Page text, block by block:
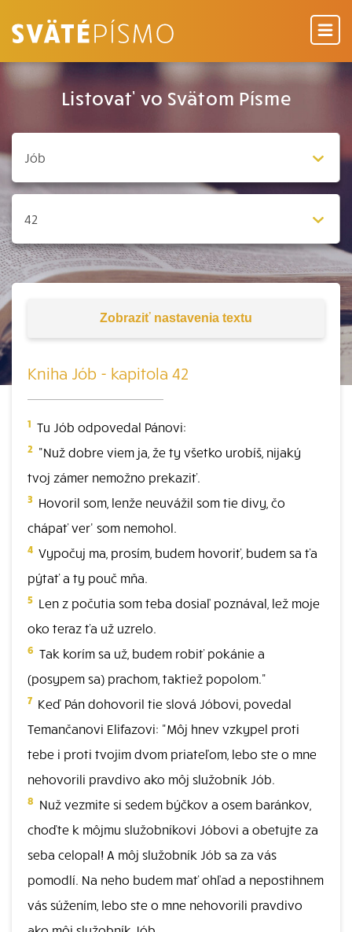
Listovať vo Svätom Písme
Zobraziť nastavenia textu
Kniha Jób - kapitola 42
1 Tu Jób odpovedal Pánovi:
2 "Nuž dobre viem ja, že ty všetko urobíš, nijaký
tvoj zámer nemožno prekaziť.
3 Hovoril som, lenže neuvážil som tie divy, čo
chápať ver' som nemohol.
4 Vypočuj ma, prosím, budem hovoriť, budem sa ťa
pýtať a ty pouč mňa.
5 Len z počutia som teba dosiaľ poznával, lež moje
oko teraz ťa už uzrelo.
6 Tak korím sa už, budem robiť pokánie a
(posypem sa) prachom, taktiež popolom."
7 Keď Pán dohovoril tie slová Jóbovi, povedal
Temančanovi Elifazovi: "Môj hnev vzkypel proti
tebe i proti tvojim dvom priateľom, lebo ste o mne
nehovorili pravdivo ako môj služobník Jób.
8 Nuž vezmite si sedem býčkov a osem baránkov,
choďte k môjmu služobníkovi Jóbovi a obetujte za
seba celopal! A môj služobník Jób sa za vás
pomodlí. Na neho budem mať ohľad a nepostihnem
vás súžením, lebo ste o mne nehovorili pravdivo